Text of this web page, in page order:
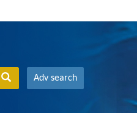
Adv search